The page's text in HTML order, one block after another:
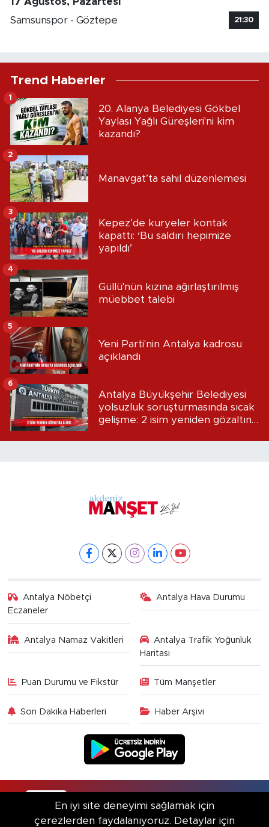
Samsunspor - Göztepe
21:30
Trend Haberler
20. Alanya Belediyesi Gökbel
Yaylası Yağlı Güreşleri'ni kim
kazandı?
1
Manavgat’ta sahil düzenlemesi
2
Kepez’de kuryeler kontak
kapattı: ‘Bu saldırı hepimize
yapıldı’
3
Güllü'nün kızına ağırlaştırılmış
müebbet talebi
4
Yeni Parti'nin Antalya kadrosu
açıklandı
5
Antalya Büyükşehir Belediyesi
yolsuzluk soruşturmasında sıcak
gelişme: 2 isim yeniden gözaltına
6
Antalya Nöbetçi
Eczaneler
Antalya Hava Durumu
Antalya Namaz Vakitleri
Antalya Trafik Yoğunluk
Haritası
Puan Durumu ve Fikstür Tüm Manşetler
Son Dakika Haberleri Haber Arşivi
En iyi site deneyimi sağlamak için
çerezlerden faydalanıyoruz. Detaylar için